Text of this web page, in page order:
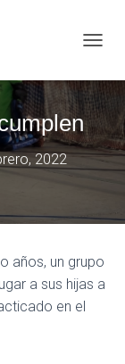
B
R
M
O
E
A
2022
años, un grupo
a sus hijas a
en el